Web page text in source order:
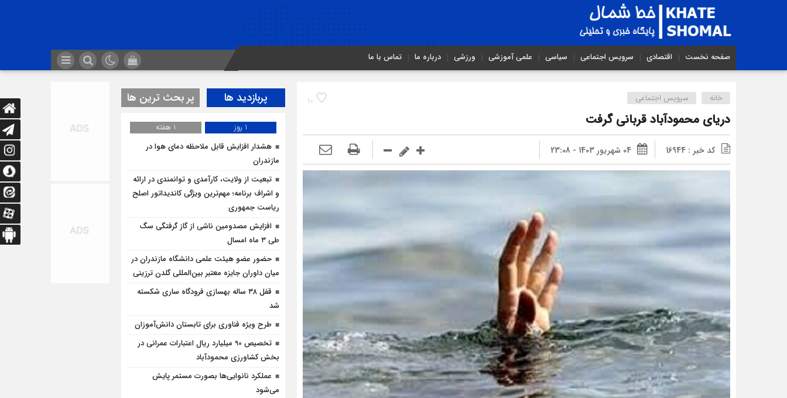
صفحه نخست اقتصادی سرویس اجتماعی سیاسی علمی آموزشی ورزشی درباره ما تماس با ما
10 خانه سرویس اجتماعی
دریای محمودآباد قربانی گرفت
کد خبر : 16944 04 شهریور 1403 - 23:08
پربازدید ها پر بحث ترین ها
1 روز
1 هفته
هشدار افزایش قابل ملاحظه دمای هوا در
مازندران
تبعیت از ولایت، کارآمدی و توانمندی در ارائه
و اشراف برنامه؛ مهم‌ترین ویژگی کاندیداتور اصلح
ریاست جمهوری
افزایش مصدومین ناشی از گاز گرفتگی سگ
طی ۳ ماه امسال
حضور عضو هیئت علمی دانشگاه مازندران در
میان داوران جایزه معتبر بین‌المللی گلدن ترزینی
قفل ۳۸ ساله بهسازی فرودگاه ساری شکسته
شد
طرح ویژه فناوری برای تابستان دانش‌آموزان
تخصیص 90 میلیارد ریال اعتبارات عمرانی در
بخش کشاورزی محمودآباد
عملکرد نانوایی‌ها بصورت مستمر پایش
می‌شود